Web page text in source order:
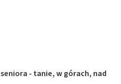
- tanie, w górach, nad